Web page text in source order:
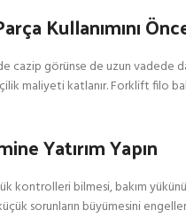
Kullanımını
cazip görünse de uzun vadede
maliyeti katlanır. Forklift filo
Yatırım Yapın
bilmesi, bakım yükünü
sorunların büyümesini